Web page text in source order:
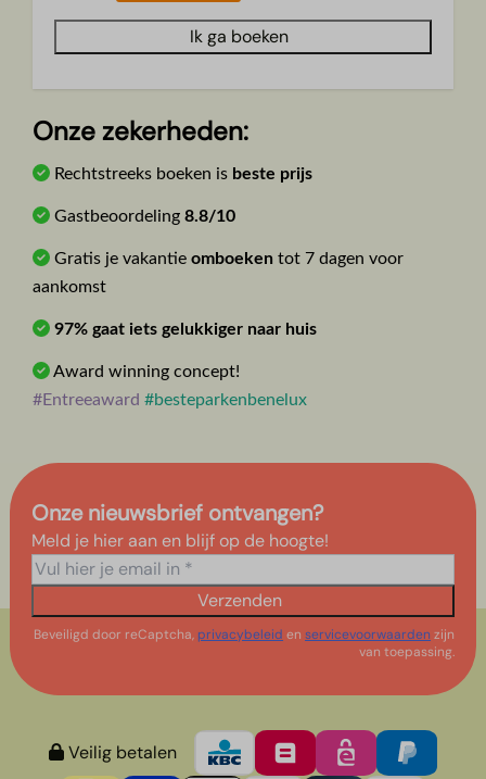
Ik ga boeken
Onze zekerheden:
Rechtstreeks boeken is beste prijs
Gastbeoordeling 8.8/10
Gratis je vakantie omboeken tot 7 dagen voor
aankomst
97% gaat iets gelukkiger naar huis
Award winning concept!
#Entreeaward #besteparkenbenelux
Onze nieuwsbrief ontvangen?
Meld je hier aan en blijf op de hoogte!
Verzenden
Beveiligd door reCaptcha, privacybeleid enservicevoorwaarden zijn
van toepassing.
Veilig betalen